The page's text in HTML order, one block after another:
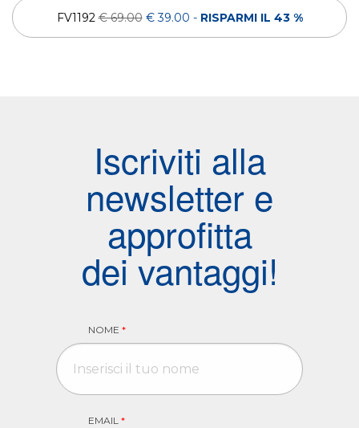
FV1192€ 69.00 € 39.00 - RISPARMI IL 43 %
Iscriviti alla
newsletter e
approfitta
dei vantaggi!
NOME *
EMAIL *